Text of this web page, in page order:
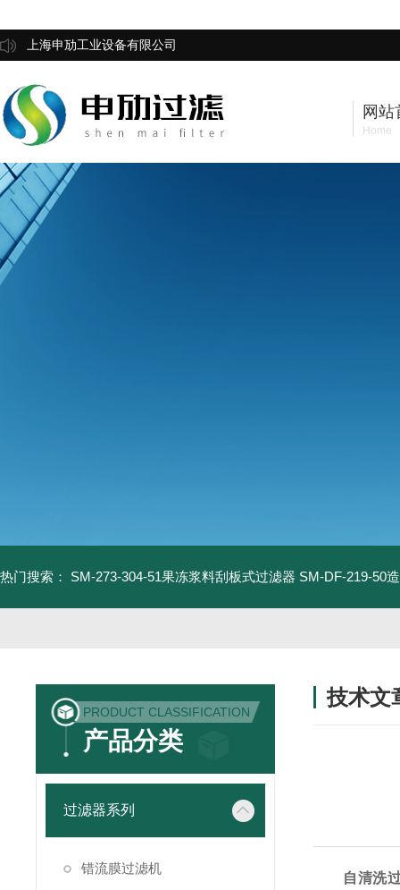
上海申劢工业设备有限公司
网站
Home
热门搜索： SM-273-304-51果冻浆料刮板式过滤器 SM-DF-219-50
PRODUCT CLASSIFICATION
产品分类
过滤器系列
错流膜过滤机
技术文
自清洗